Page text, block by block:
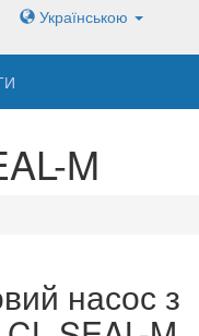
Українською
M
насос з